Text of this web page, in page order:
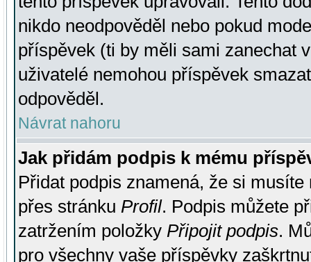
nikdo neodpověděl nebo pokud
příspěvek (ti by měli sami zanechat
uživatelé nemohou příspěvek
odpověděl.
Návrat nahoru
Jak přidám podpis k mému
Přidat podpis znamená, že si
přes stránku Profil. Podpis můžete
zatržením položky Připojit podpis.
pro všechny vaše příspěvky